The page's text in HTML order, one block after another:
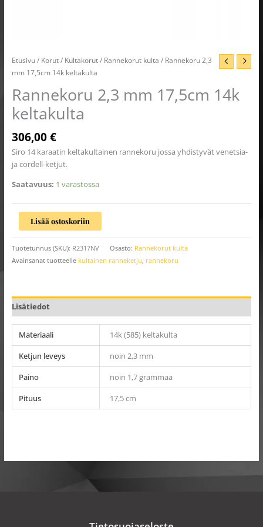
Etusivu/ Korut/ Kultakorut/ Rannekorut kulta / Rannekoru 2,3
mm 17,5cm 14k keltakulta
Rannekoru 2,3 mm 17,5cm 14k
keltakulta
306,00€
Siro 14 karaatin keltakultainen rannekoru jossa yhdistyvät venetsia-
ja cordell-ketjut.
Saatavuus: 1 varastossa
Lisää ostoskoriin
Tuotetunnus (SKU): R2317NV Osasto: Rannekorut kulta
Avainsanat tuotteelle kultainen ranneketju, rannekoru
Lisätiedot
Materiaali
14k (585) keltakulta
Ketjun leveys
noin 2,3 mm
Paino
noin 1,7 grammaa
Pituus
17,5 cm